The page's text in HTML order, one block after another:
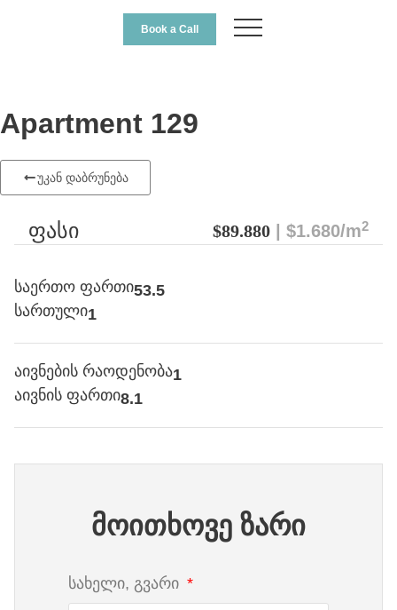
Book a Call
Apartment 129
უკან დაბრუნება
ფასი $89.880 | $1.680/m2
საერთო ფართი53.5
სართული1
აივნების რაოდენობა1
აივნის ფართი8.1
მოითხოვე ზარი
სახელი, გვარი